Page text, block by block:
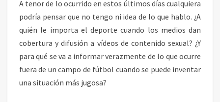
S
A tenor de lo ocurrido en estos últimos días cualquiera
podría pensar que no tengo ni idea de lo que hablo. ¿A
quién le importa el deporte cuando los medios dan
cobertura y difusión a vídeos de contenido sexual? ¿Y
para qué se va a informar verazmente de lo que ocurre
fuera de un campo de fútbol cuando se puede inventar
una situación más jugosa?